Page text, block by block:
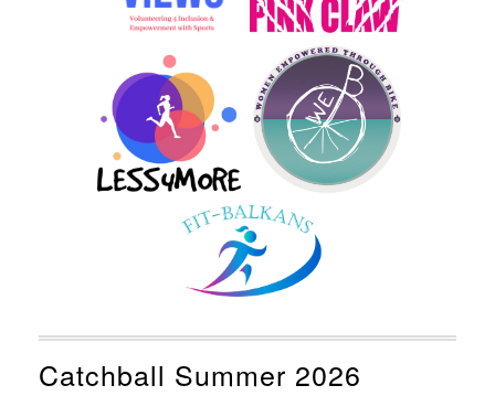
Catchball Summer 2026